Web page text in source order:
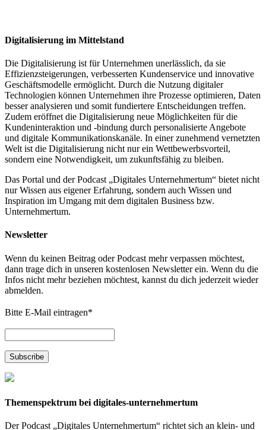
Digitalisierung im Mittelstand
Die Digitalisierung ist für Unternehmen unerlässlich, da sie
Effizienzsteigerungen, verbesserten Kundenservice und innovative
Geschäftsmodelle ermöglicht. Durch die Nutzung digitaler
Technologien können Unternehmen ihre Prozesse optimieren, Daten
besser analysieren und somit fundiertere Entscheidungen treffen.
Zudem eröffnet die Digitalisierung neue Möglichkeiten für die
Kundeninteraktion und -bindung durch personalisierte Angebote
und digitale Kommunikationskanäle. In einer zunehmend vernetzten
Welt ist die Digitalisierung nicht nur ein Wettbewerbsvorteil,
sondern eine Notwendigkeit, um zukunftsfähig zu bleiben.
Das Portal und der Podcast „Digitales Unternehmertum“ bietet nicht
nur Wissen aus eigener Erfahrung, sondern auch Wissen und
Inspiration im Umgang mit dem digitalen Business bzw.
Unternehmertum.
Newsletter
Wenn du keinen Beitrag oder Podcast mehr verpassen möchtest,
dann trage dich in unseren kostenlosen Newsletter ein. Wenn du die
Infos nicht mehr beziehen möchtest, kannst du dich jederzeit wieder
abmelden.
Bitte E-Mail eintragen*
Themenspektrum bei digitales-unternehmertum
Der Podcast „Digitales Unternehmertum“ richtet sich an klein- und